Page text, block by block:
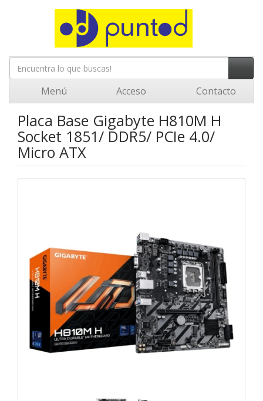
Menú Acceso Contacto
Placa Base Gigabyte H810M H
Socket 1851/ DDR5/ PCIe 4.0/
Micro ATX